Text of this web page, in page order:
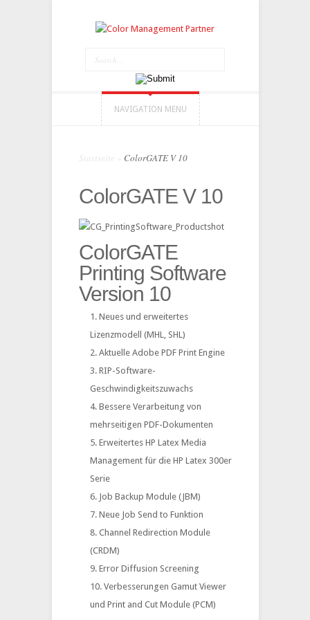
NAVIGATION MENU
Startseite ColorGATE V 10
ColorGATE V 10
ColorGATE
Printing Software
Version 10
Neues und erweitertes
Lizenzmodell (MHL, SHL)
Aktuelle Adobe PDF Print Engine
RIP-Software-
Geschwindigkeitszuwachs
Bessere Verarbeitung von
mehrseitigen PDF-Dokumenten
Erweitertes HP Latex Media
Management für die HP Latex 300er
Serie
Job Backup Module (JBM)
Neue Job Send to Funktion
Channel Redirection Module
(CRDM)
Error Diffusion Screening
Verbesserungen Gamut Viewer
und Print and Cut Module (PCM)